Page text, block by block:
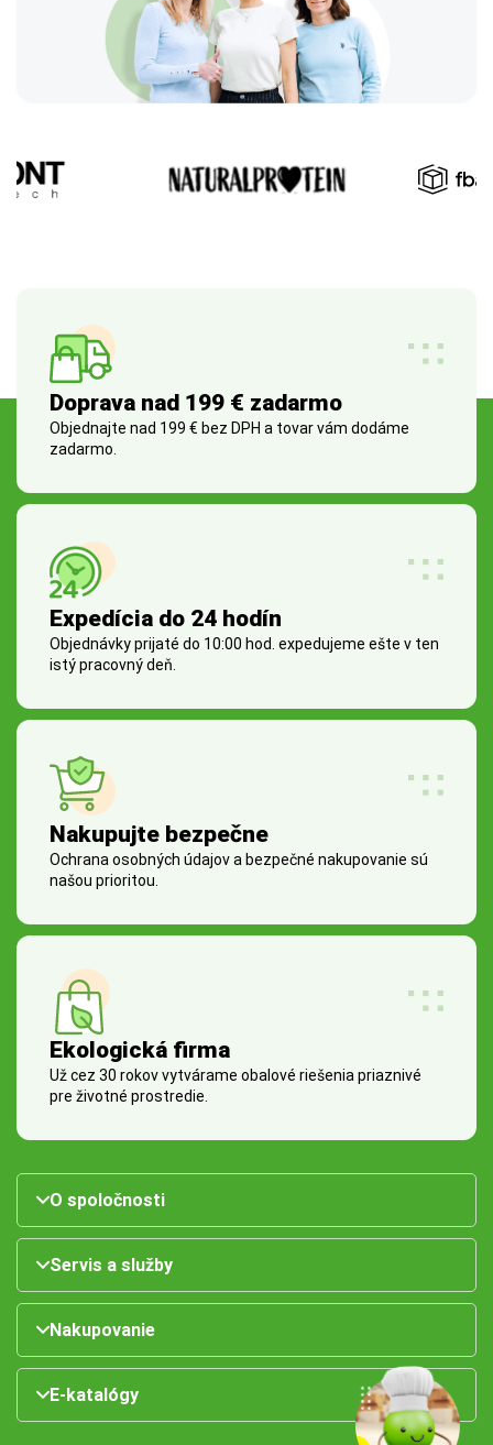
Doprava nad 199 € zadarmo
Objednajte nad 199 € bez DPH a tovar vám dodáme
zadarmo.
Expedícia do 24 hodín
Objednávky prijaté do 10:00 hod. expedujeme ešte v ten
istý pracovný deň.
Nakupujte bezpečne
Ochrana osobných údajov a bezpečné nakupovanie sú
našou prioritou.
Ekologická firma
Už cez 30 rokov vytvárame obalové riešenia priaznivé
pre životné prostredie.
O spoločnosti
Servis a služby
Nakupovanie
E-katalógy